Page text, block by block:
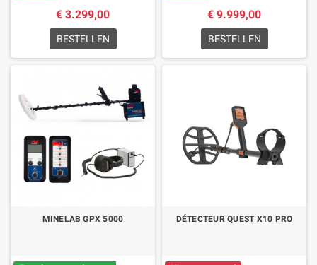
€ 3.299,00
BESTELLEN
€ 9.999,00
BESTELLEN
MINELAB GPX 5000 DÉTECTEUR QUEST X10 PRO